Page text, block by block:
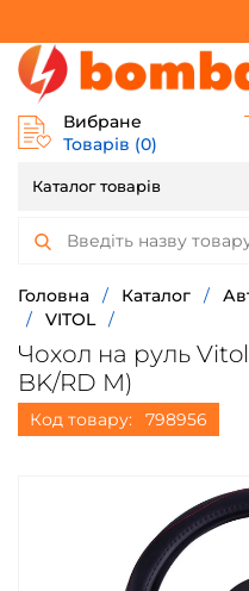
Вибране
Товарів (0)
Каталог товарів
Головна / Каталог /
/
VITOL /
Чохол на руль
BK/RD M)
Код товару: 798956